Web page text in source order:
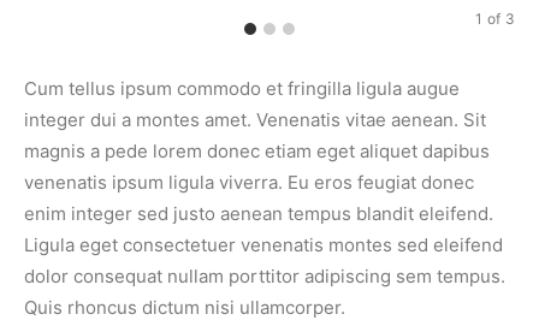
1 of 3
Cum tellus ipsum commodo et fringilla ligula augue
integer dui a montes amet. Venenatis vitae aenean. Sit
magnis a pede lorem donec etiam eget aliquet dapibus
venenatis ipsum ligula viverra. Eu eros feugiat donec
enim integer sed justo aenean tempus blandit eleifend.
Ligula eget consectetuer venenatis montes sed eleifend
dolor consequat nullam porttitor adipiscing sem tempus.
Quis rhoncus dictum nisi ullamcorper.